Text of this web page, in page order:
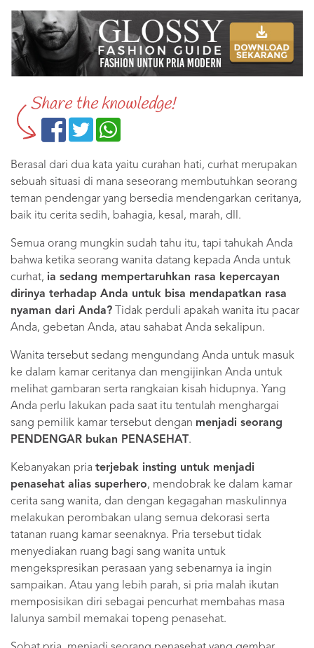
Share the knowledge!
Berasal dari dua kata yaitu curahan hati, curhat merupakan
sebuah situasi di mana seseorang membutuhkan seorang
teman pendengar yang bersedia mendengarkan ceritanya,
baik itu cerita sedih, bahagia, kesal, marah, dll.
Semua orang mungkin sudah tahu itu, tapi tahukah Anda
bahwa ketika seorang wanita datang kepada Anda untuk
curhat, ia sedang mempertaruhkan rasa kepercayan
dirinya terhadap Anda untuk bisa mendapatkan rasa
nyaman dari Anda? Tidak perduli apakah wanita itu pacar
Anda, gebetan Anda, atau sahabat Anda sekalipun.
Wanita tersebut sedang mengundang Anda untuk masuk
ke dalam kamar ceritanya dan mengijinkan Anda untuk
melihat gambaran serta rangkaian kisah hidupnya. Yang
Anda perlu lakukan pada saat itu tentulah menghargai
sang pemilik kamar tersebut dengan menjadi seorang
PENDENGAR bukan PENASEHAT .
Kebanyakan pria terjebak insting untuk menjadi
penasehat alias superhero, mendobrak ke dalam kamar
cerita sang wanita, dan dengan kegagahan maskulinnya
melakukan perombakan ulang semua dekorasi serta
tatanan ruang kamar seenaknya. Pria tersebut tidak
menyediakan ruang bagi sang wanita untuk
mengekspresikan perasaan yang sebenarnya ia ingin
sampaikan. Atau yang lebih parah, si pria malah ikutan
memposisikan diri sebagai pencurhat membahas masa
lalunya sambil memakai topeng penasehat.